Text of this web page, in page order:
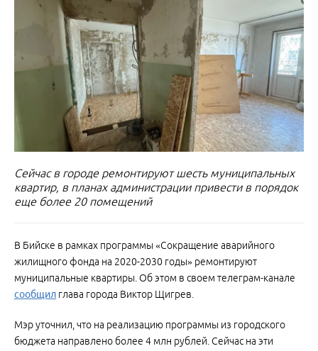
Сейчас в городе ремонтируют шесть муниципальных
квартир, в планах администрации привести в порядок
еще более 20 помещений
В Бийске в рамках программы «Сокращение аварийного
жилищного фонда на 2020-2030 годы» ремонтируют
муниципальные квартиры. Об этом в своем телеграм-канале
сообщил глава города Виктор Щигрев.
Мэр уточнил, что на реализацию программы из городского
бюджета направлено более 4 млн рублей. Сейчас на эти